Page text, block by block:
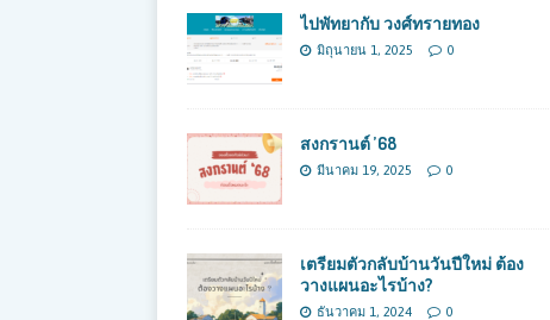
ไปพัทยากับ วงศ์ทรายทอง
มิถุนายน 1, 2025 0
สงกรานต์ ’68
มีนาคม 19, 2025 0
เตรียมตัวกลับบ้านวันปีใหม่ ต้อง
วางแผนอะไรบ้าง?
ธันวาคม 1, 2024 0